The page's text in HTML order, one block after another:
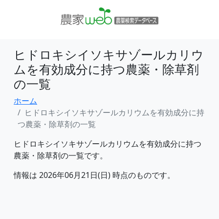
ヒドロキシイソキサゾールカリウ
ムを有効成分に持つ農薬・除草剤
の一覧
ホーム
ヒドロキシイソキサゾールカリウムを有効成分に持
つ農薬・除草剤の一覧
ヒドロキシイソキサゾールカリウムを有効成分に持つ
農薬・除草剤の一覧です。
情報は 2026年06月21日(日) 時点のものです。